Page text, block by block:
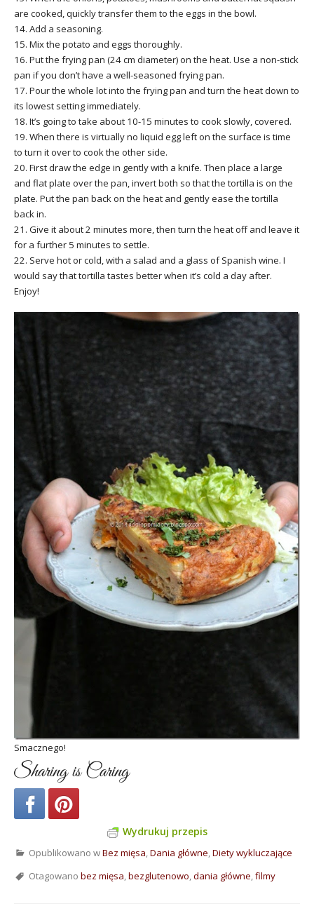
are cooked, quickly transfer them to the eggs in the bowl.
14. Add a seasoning.
15. Mix the potato and eggs thoroughly.
16. Put the frying pan (24 cm diameter) on the heat. Use a non-stick
pan if you don’t have a well-seasoned frying pan.
17. Pour the whole lot into the frying pan and turn the heat down to
its lowest setting immediately.
18. It’s going to take about 10-15 minutes to cook slowly, covered.
19. When there is virtually no liquid egg left on the surface is time
to turn it over to cook the other side.
20. First draw the edge in gently with a knife. Then place a large
and flat plate over the pan, invert both so that the tortilla is on the
plate. Put the pan back on the heat and gently ease the tortilla
back in.
21. Give it about 2 minutes more, then turn the heat off and leave it
for a further 5 minutes to settle.
22. Serve hot or cold, with a salad and a glass of Spanish wine. I
would say that tortilla tastes better when it’s cold a day after.
Enjoy!
Smacznego!
Sharing is Caring
Wydrukuj przepis
Opublikowano wBez mięsa,Dania główne,Diety wykluczające
Otagowano bez mięsa,bezglutenowo,dania główne,filmy